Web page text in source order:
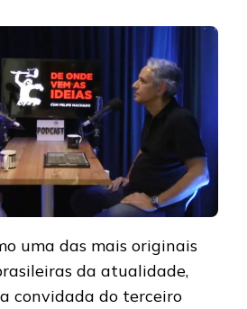
uma das mais originais
da atualidade,
convidada do terceiro